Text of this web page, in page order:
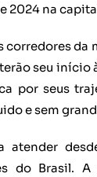
2024 na
corredores da
seu início
por seus
e sem
atender
do Brasil.